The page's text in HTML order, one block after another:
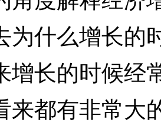
为什么增长的
增长的时候经
来都有非常大